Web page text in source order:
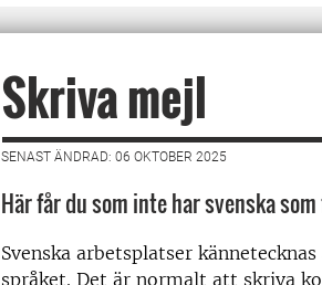
Skriva mejl
SENAST ÄNDRAD: 06 OKTOBER 2025
Här får du som inte har svenska
Svenska arbetsplatser
språket. Det är normalt att skriva